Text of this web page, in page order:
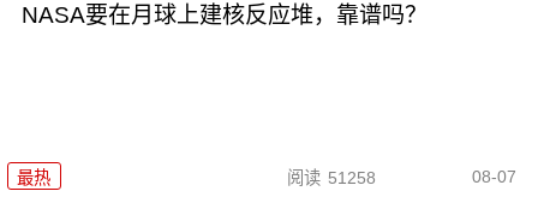
NASA要在月球上建核反应堆，靠谱吗？
最热 阅读 51258 08-07